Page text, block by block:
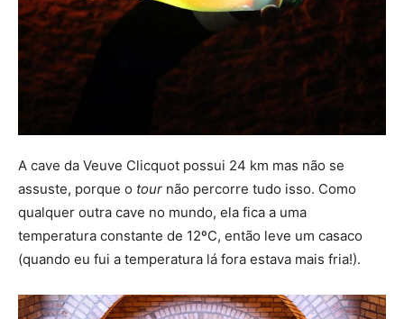
A cave da Veuve Clicquot possui 24 km mas não se
assuste, porque o tour não percorre tudo isso. Como
qualquer outra cave no mundo, ela fica a uma
temperatura constante de 12ºC, então leve um casaco
(quando eu fui a temperatura lá fora estava mais fria!).